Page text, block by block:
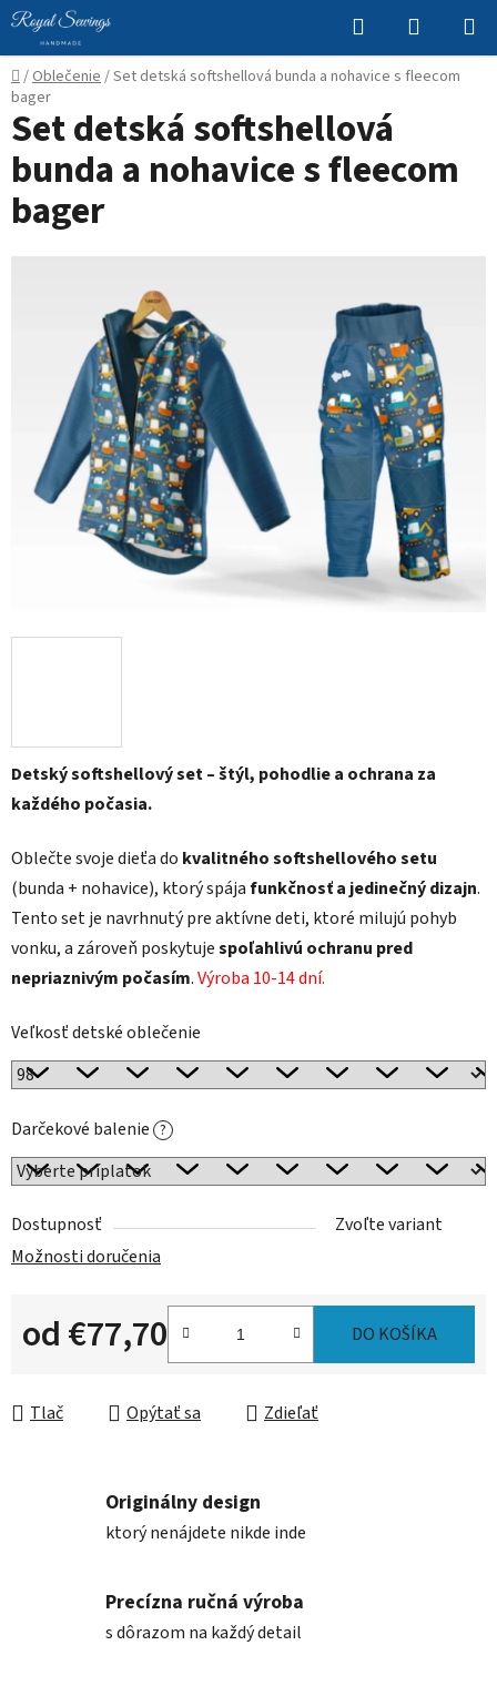
Prejsť
na
obsah
Hľadať
KOŠÍK
Domov
/Oblečenie/Set detská softshellová bunda a nohavice s fleecom
bager
Detský softshellový set – štýl, pohodlie a ochrana za
každého počasia.
Oblečte svoje dieťa do kvalitného softshellového setu
(bunda + nohavice), ktorý spájafunkčnosť a jedinečný dizajn.
Tento set je navrhnutý pre aktívne deti, ktoré milujú pohyb
vonku, a zároveň poskytujespoľahlivú ochranu pred
nepriaznivým počasím.Výroba 10-14 dní.
Veľkosť detské oblečenie
Darčekové balenie ?
Dostupnosť
Zvoľte variant
Možnosti doručenia
od€77,70 DO KOŠÍKA
Tlač Opýtať sa Zdieľať
Set detská softshellová
bunda a nohavice s fleecom
bager
Originálny design
ktorý nenájdete nikde inde
Precízna ručná výroba
s dôrazom na každý detail